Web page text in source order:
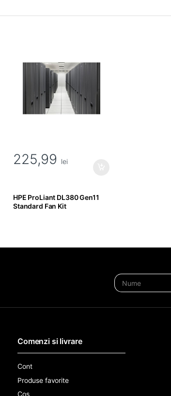
HPE ProLiant DL380 Gen11
Standard Fan Kit
225,99 lei
Comenzi si livrare
Cont
Produse favorite
Cos